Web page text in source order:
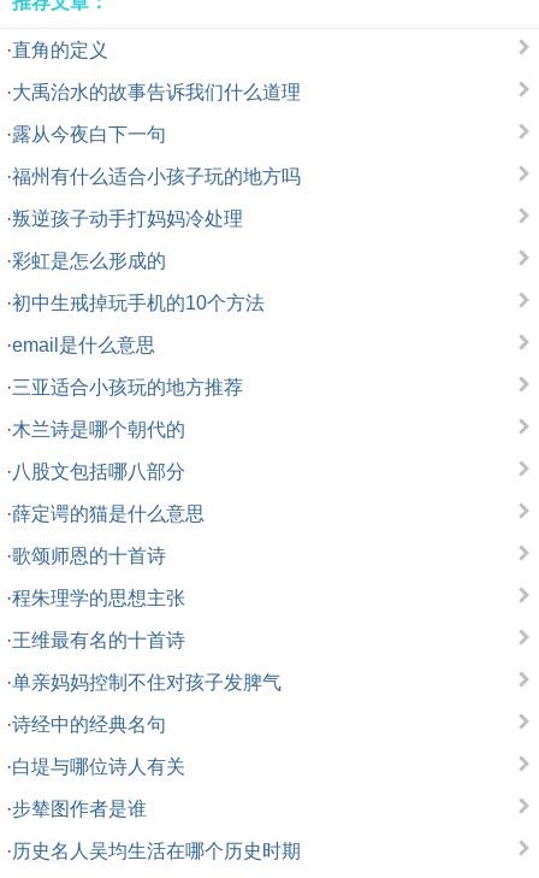
·直角的定义
·大禹治水的故事告诉我们什么道理
·露从今夜白下一句
·福州有什么适合小孩子玩的地方吗
·叛逆孩子动手打妈妈冷处理
·彩虹是怎么形成的
·初中生戒掉玩手机的10个方法
·email是什么意思
·三亚适合小孩玩的地方推荐
·木兰诗是哪个朝代的
·八股文包括哪八部分
·薛定谔的猫是什么意思
·歌颂师恩的十首诗
·程朱理学的思想主张
·王维最有名的十首诗
·单亲妈妈控制不住对孩子发脾气
·诗经中的经典名句
·白堤与哪位诗人有关
·步辇图作者是谁
·历史名人吴均生活在哪个历史时期